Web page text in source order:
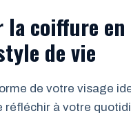
la coiffure
de vie
de votre visage
réfléchir à votre